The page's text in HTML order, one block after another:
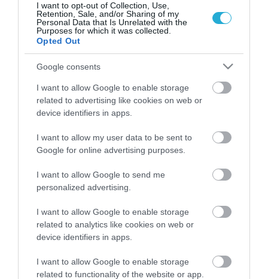
I want to opt-out of Collection, Use,
Retention, Sale, and/or Sharing of my
Personal Data that Is Unrelated with the
Purposes for which it was collected.
Opted Out
Google consents
I want to allow Google to enable storage
related to advertising like cookies on web or
device identifiers in apps.
I want to allow my user data to be sent to
Google for online advertising purposes.
I want to allow Google to send me
personalized advertising.
I want to allow Google to enable storage
related to analytics like cookies on web or
device identifiers in apps.
I want to allow Google to enable storage
related to functionality of the website or app.
26.01.2022
Πώς επηρεάζει η τηλεόραση τη διατροφή
των παιδιών
Πώς η παρακολούθηση τηλεόρασης, συμβάλλει στην